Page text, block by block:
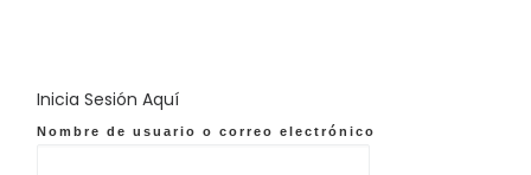
Inicia Sesión Aquí
Nombre de usuario o correo electrónico